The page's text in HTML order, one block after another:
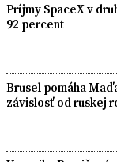
Príjmy SpaceX v
92 percent
Brusel pomáha
závislosť od ruskej